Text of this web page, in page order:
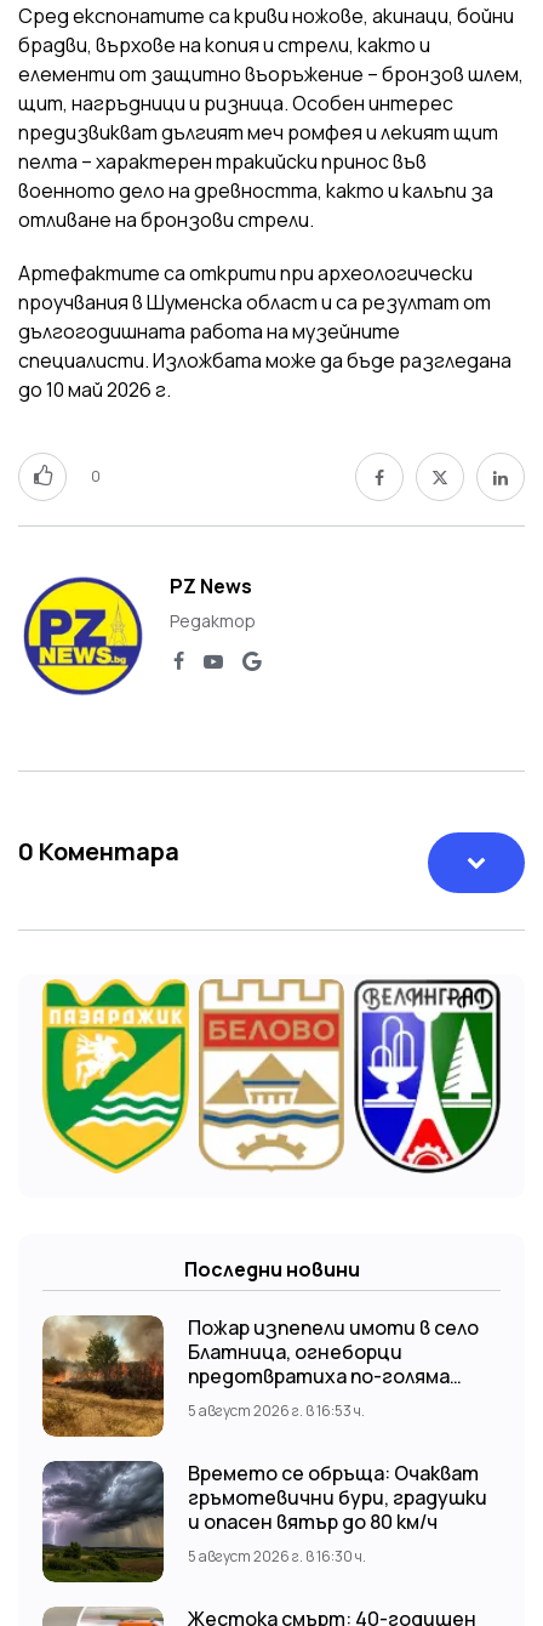
Сред експонатите са криви ножове, акинаци, бойни
брадви, върхове на копия и стрели, както и
елементи от защитно въоръжение – бронзов шлем,
щит, нагръдници и ризница. Особен интерес
предизвикват дългият меч ромфея и лекият щит
пелта – характерен тракийски принос във
военното дело на древността, както и калъпи за
отливане на бронзови стрели.
Артефактите са открити при археологически
проучвания в Шуменска област и са резултат от
дългогодишната работа на музейните
специалисти. Изложбата може да бъде разгледана
до 10 май 2026 г.
0
PZ News
Редактор
0 Коментара
Последни новини
Пожар изпепели имоти в село
Блатница, огнеборци
предотвратиха по-голяма
трагедия
5 август 2026 г. в 16:53 ч.
Времето се обръща: Очакват
гръмотевични бури, градушки
и опасен вятър до 80 км/ч
5 август 2026 г. в 16:30 ч.
Жестока смърт: 40-годишен